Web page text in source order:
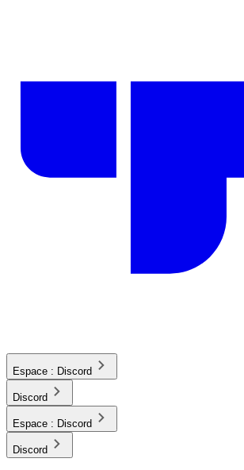
Espace : Discord
Discord
Espace : Discord
Discord